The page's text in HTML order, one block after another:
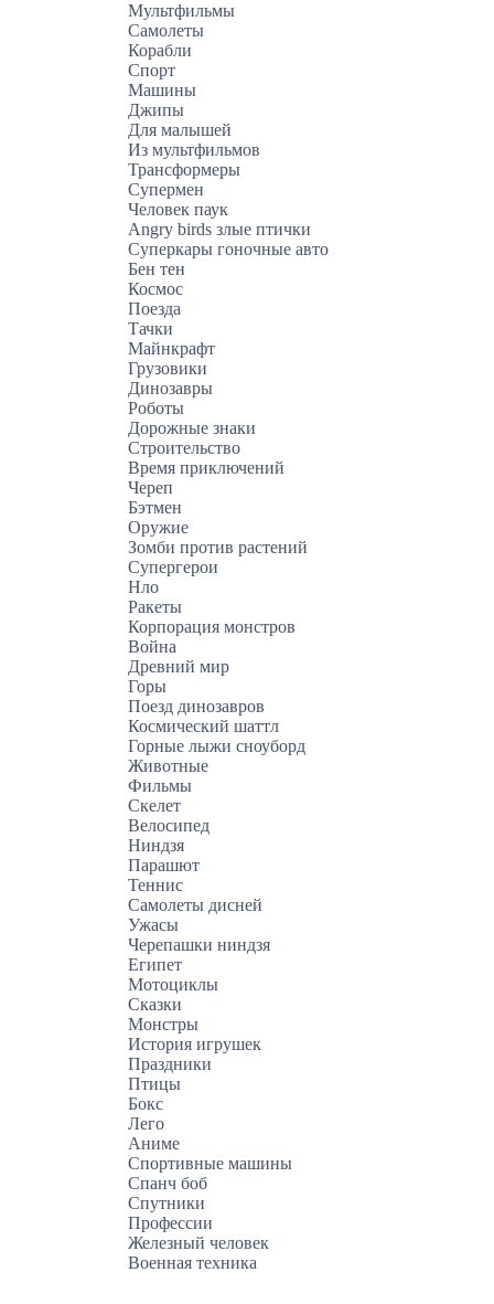
Мультфильмы
Самолеты
Корабли
Спорт
Машины
Джипы
Для малышей
Из мультфильмов
Трансформеры
Супермен
Человек паук
Angry birds злые птички
Суперкары гоночные авто
Бен тен
Космос
Поезда
Тачки
Майнкрафт
Грузовики
Динозавры
Роботы
Дорожные знаки
Строительство
Время приключений
Череп
Бэтмен
Оружие
Зомби против растений
Супергерои
Нло
Ракеты
Корпорация монстров
Война
Древний мир
Горы
Поезд динозавров
Космический шаттл
Горные лыжи сноуборд
Животные
Фильмы
Скелет
Велосипед
Ниндзя
Парашют
Теннис
Самолеты дисней
Ужасы
Черепашки ниндзя
Египет
Мотоциклы
Сказки
Монстры
История игрушек
Праздники
Птицы
Бокс
Лего
Аниме
Спортивные машины
Спанч боб
Спутники
Профессии
Железный человек
Военная техника